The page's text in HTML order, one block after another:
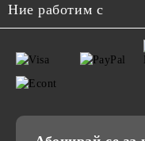
Ние работим с